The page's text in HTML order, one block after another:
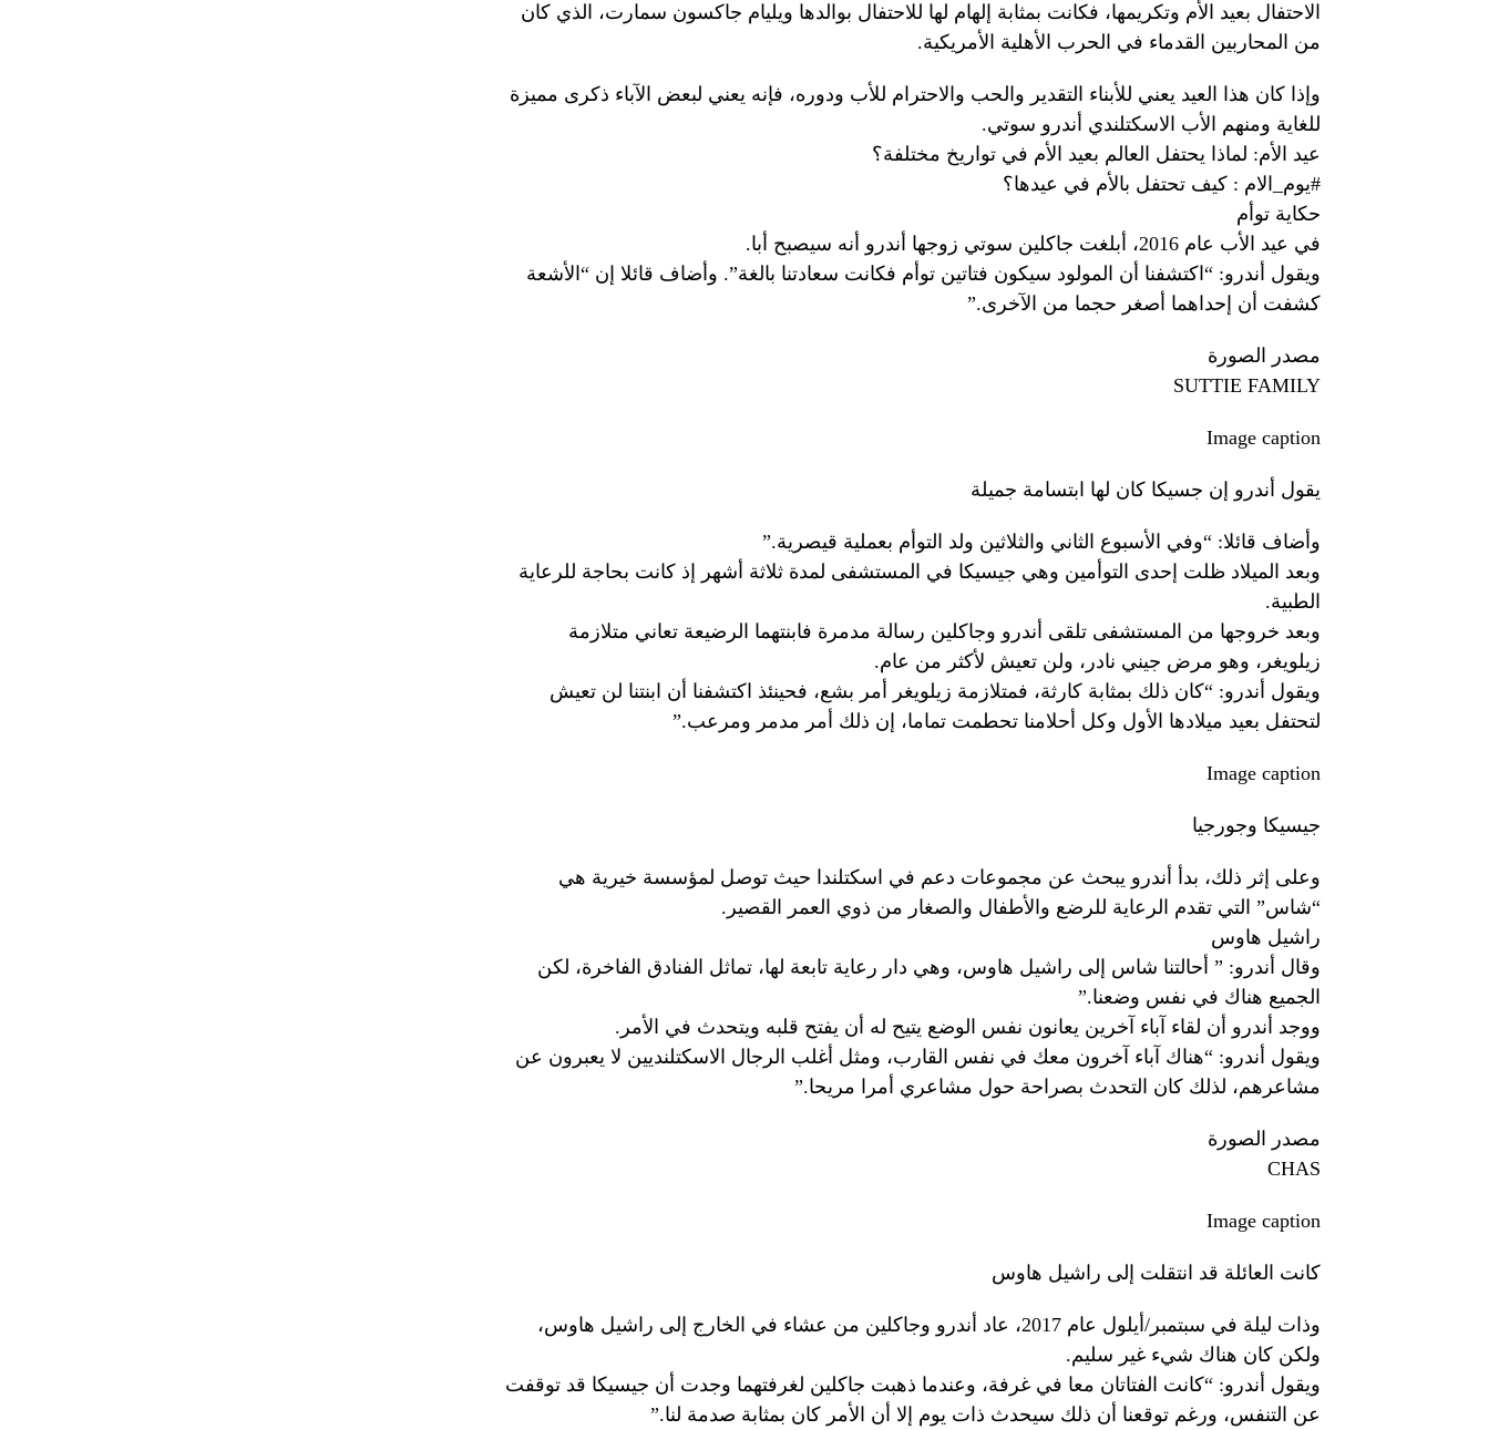
الاحتفال بعيد الأم وتكريمها، فكانت بمثابة إلهام لها للاحتفال بوالدها ويليام جاكسون سمارت، الذي كان
من المحاربين القدماء في الحرب الأهلية الأمريكية.
وإذا كان هذا العيد يعني للأبناء التقدير والحب والاحترام للأب ودوره، فإنه يعني لبعض الآباء ذكرى مميزة
للغاية ومنهم الأب الاسكتلندي أندرو سوتي.
عيد الأم: لماذا يحتفل العالم بعيد الأم في تواريخ مختلفة؟
#يوم_الام : كيف تحتفل بالأم في عيدها؟
حكاية توأم
في عيد الأب عام 2016، أبلغت جاكلين سوتي زوجها أندرو أنه سيصبح أبا.
ويقول أندرو: “اكتشفنا أن المولود سيكون فتاتين توأم فكانت سعادتنا بالغة”. وأضاف قائلا إن “الأشعة
كشفت أن إحداهما أصغر حجما من الآخرى.”
مصدر الصورة
SUTTIE FAMILY
Image caption
يقول أندرو إن جسيكا كان لها ابتسامة جميلة
وأضاف قائلا: “وفي الأسبوع الثاني والثلاثين ولد التوأم بعملية قيصرية.”
وبعد الميلاد ظلت إحدى التوأمين وهي جيسيكا في المستشفى لمدة ثلاثة أشهر إذ كانت بحاجة للرعاية
الطبية.
وبعد خروجها من المستشفى تلقى أندرو وجاكلين رسالة مدمرة فابنتهما الرضيعة تعاني متلازمة
زيلويغر، وهو مرض جيني نادر، ولن تعيش لأكثر من عام.
ويقول أندرو: “كان ذلك بمثابة كارثة، فمتلازمة زيلويغر أمر بشع، فحينئذ اكتشفنا أن ابنتنا لن تعيش
لتحتفل بعيد ميلادها الأول وكل أحلامنا تحطمت تماما، إن ذلك أمر مدمر ومرعب.”
Image caption
جيسيكا وجورجيا
وعلى إثر ذلك، بدأ أندرو يبحث عن مجموعات دعم في اسكتلندا حيث توصل لمؤسسة خيرية هي
“شاس” التي تقدم الرعاية للرضع والأطفال والصغار من ذوي العمر القصير.
راشيل هاوس
وقال أندرو: ” أحالتنا شاس إلى راشيل هاوس، وهي دار رعاية تابعة لها، تماثل الفنادق الفاخرة، لكن
الجميع هناك في نفس وضعنا.”
ووجد أندرو أن لقاء آباء آخرين يعانون نفس الوضع يتيح له أن يفتح قلبه ويتحدث في الأمر.
ويقول أندرو: “هناك آباء آخرون معك في نفس القارب، ومثل أغلب الرجال الاسكتلنديين لا يعبرون عن
مشاعرهم، لذلك كان التحدث بصراحة حول مشاعري أمرا مريحا.”
مصدر الصورة
CHAS
Image caption
كانت العائلة قد انتقلت إلى راشيل هاوس
وذات ليلة في سبتمبر/أيلول عام 2017، عاد أندرو وجاكلين من عشاء في الخارج إلى راشيل هاوس،
ولكن كان هناك شيء غير سليم.
ويقول أندرو: “كانت الفتاتان معا في غرفة، وعندما ذهبت جاكلين لغرفتهما وجدت أن جيسيكا قد توقفت
عن التنفس، ورغم توقعنا أن ذلك سيحدث ذات يوم إلا أن الأمر كان بمثابة صدمة لنا.”